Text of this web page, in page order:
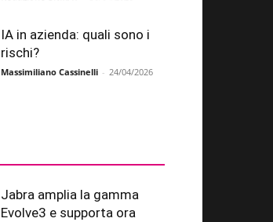
IA in azienda: quali sono i
rischi?
Massimiliano Cassinelli - 24/04/2026
Jabra amplia la gamma
Evolve3 e supporta ora